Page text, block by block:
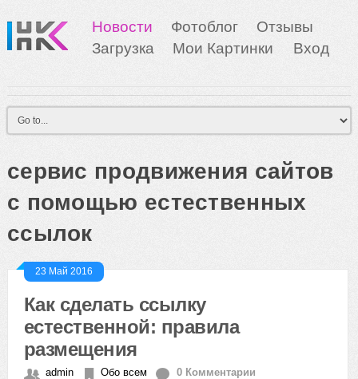
Новости Фотоблог
Отзывы
Загрузка
Мои Картинки Вход
сервис продвижения сайтов
с помощью естественных
ссылок
23 Май 2016
Как сделать ссылку
естественной: правила
размещения
admin Обо всем 0 Комментарии